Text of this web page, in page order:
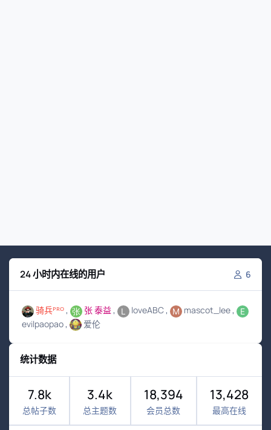
24 小时内在线的用户 6
骑兵ᴾᴿᴼ 张 泰益 loveABC
mascot_lee
evilpaopao
爱伦
统计数据
7.8k
总帖子数
3.4k
总主题数
18,394
会员总数
13,428
最高在线